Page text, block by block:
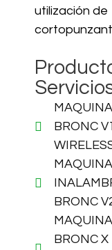
utilización de
MAQUINA
BRONC V1
BRONC
MAQUINA
BRONC X